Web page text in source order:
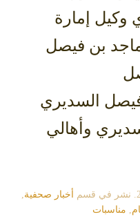
وكيل إمارة
بن فيصل
السديري
وأهالي
. نشر في قسم أخبار صحفية
مناسبات